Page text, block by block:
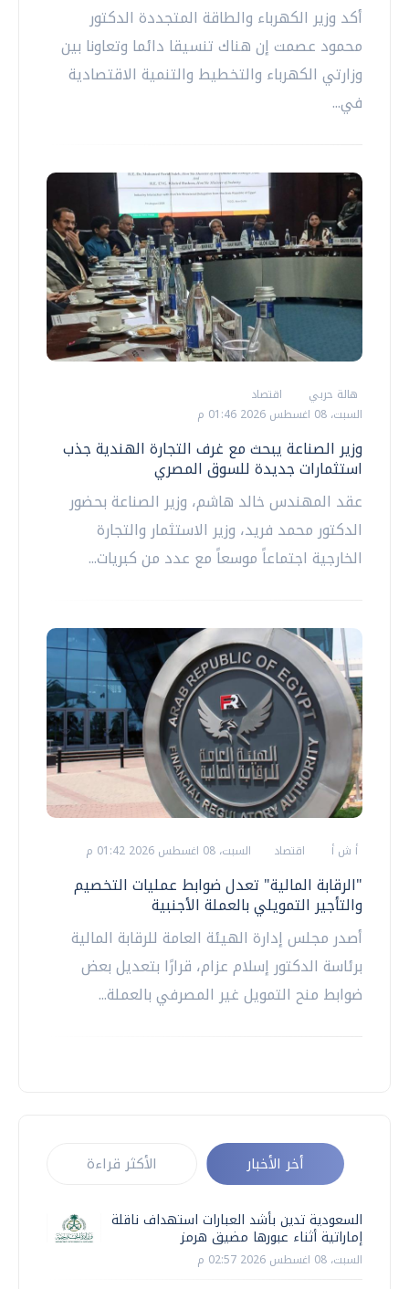
أكد وزير الكهرباء والطاقة المتجددة الدكتور
محمود عصمت إن هناك تنسيقا دائما وتعاونا بين
وزارتي الكهرباء والتخطيط والتنمية الاقتصادية
في...
هالة حربي
اقتصاد
السبت، 08 اغسطس 2026 01:46 م
وزير الصناعة يبحث مع غرف التجارة الهندية جذب
استثمارات جديدة للسوق المصري
عقد المهندس خالد هاشم، وزير الصناعة بحضور
الدكتور محمد فريد، وزير الاستثمار والتجارة
الخارجية اجتماعاً موسعاً مع عدد من كبريات...
أ ش أ اقتصاد السبت، 08 اغسطس 2026 01:42 م
"الرقابة المالية" تعدل ضوابط عمليات التخصيم
والتأجير التمويلي بالعملة الأجنبية
أصدر مجلس إدارة الهيئة العامة للرقابة المالية
برئاسة الدكتور إسلام عزام، قرارًا بتعديل بعض
ضوابط منح التمويل غير المصرفي بالعملة...
أخر الأخبار الأكثر قراءة
السعودية تدين بأشد العبارات استهداف ناقلة
إماراتية أثناء عبورها مضيق هرمز
السبت، 08 اغسطس 2026 02:57 م